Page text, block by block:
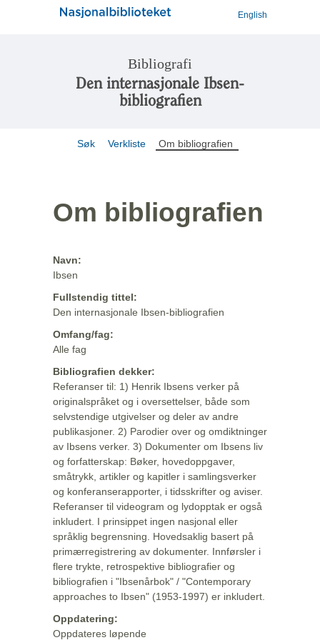
English
Bibliografi
Den internasjonale Ibsen-
bibliografien
Søk Verkliste Om bibliografien
Om bibliografien
Navn:
Ibsen
Fullstendig tittel:
Den internasjonale Ibsen-bibliografien
Omfang/fag:
Alle fag
Bibliografien dekker:
Referanser til: 1) Henrik Ibsens verker på
originalspråket og i oversettelser, både som
selvstendige utgivelser og deler av andre
publikasjoner. 2) Parodier over og omdiktninger
av Ibsens verker. 3) Dokumenter om Ibsens liv
og forfatterskap: Bøker, hovedoppgaver,
småtrykk, artikler og kapitler i samlingsverker
og konferanserapporter, i tidsskrifter og aviser.
Referanser til videogram og lydopptak er også
inkludert. I prinsippet ingen nasjonal eller
språklig begrensning. Hovedsaklig basert på
primærregistrering av dokumenter. Innførsler i
flere trykte, retrospektive bibliografier og
bibliografien i "Ibsenårbok" / "Contemporary
approaches to Ibsen" (1953-1997) er inkludert.
Oppdatering:
Oppdateres løpende